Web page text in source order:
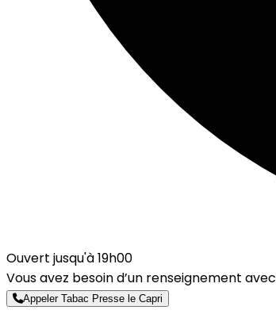
Ouvert jusqu'à 19h00
Vous avez besoin d’un renseignement avec
Appeler Tabac Presse le Capri